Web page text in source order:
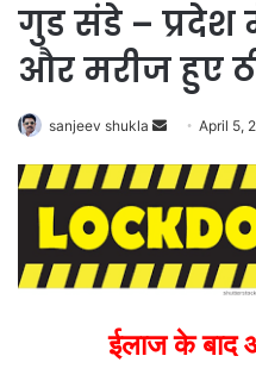
गुड संडे – प्रदेश
और मरीज हुए
sanjeev shukla
Send
email
April 5,
ईलाज के बाद